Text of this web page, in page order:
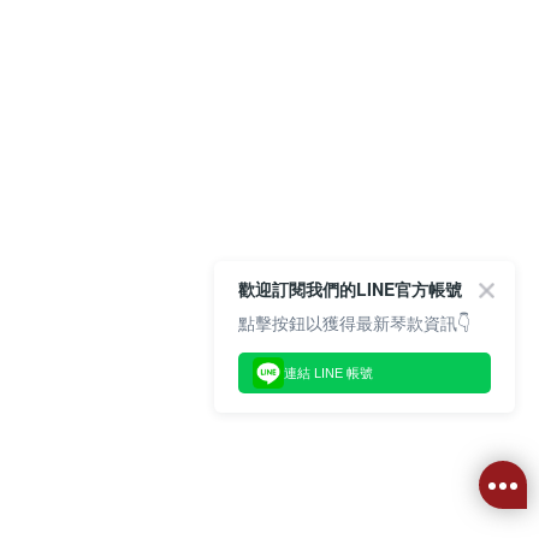
歡迎訂閱我們的LINE官方帳號
點擊按鈕以獲得最新琴款資訊👇
連結 LINE 帳號